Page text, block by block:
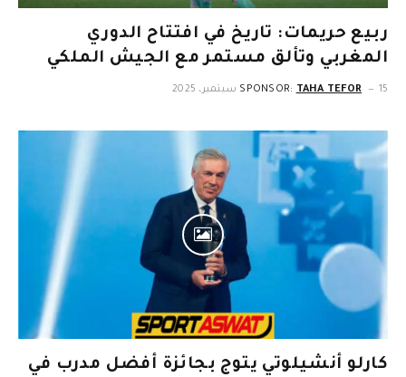
ربيع حريمات: تاريخ في افتتاح الدوري
المغربي وتألق مستمر مع الجيش الملكي
SPONSOR: TAHA TEFOR 15 سبتمبر، 2025
كارلو أنشيلوتي يتوج بجائزة أفضل مدرب في